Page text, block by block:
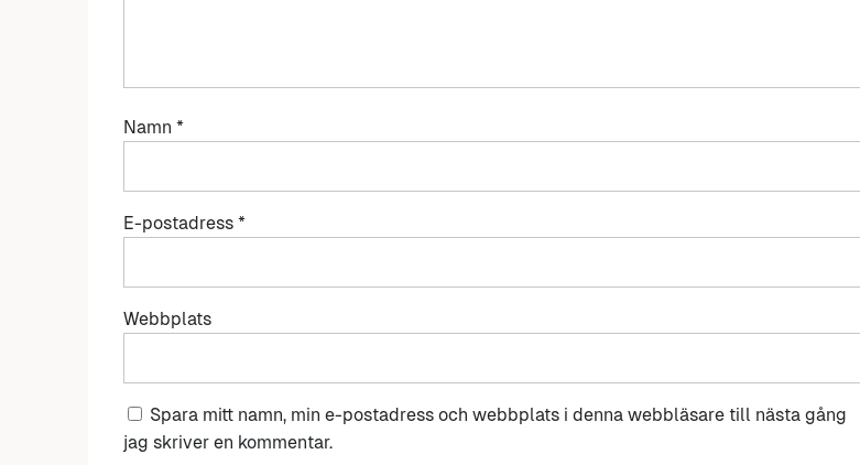
Namn *
E-postadress *
Webbplats
Spara mitt namn, min e-postadress och webbplats i denna webbläsare till nästa gång
jag skriver en kommentar.